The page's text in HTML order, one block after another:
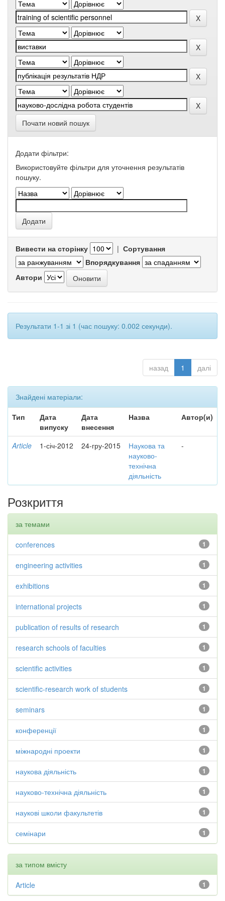
Почати новий пошук
Додати фільтри:
Використовуйте фільтри для уточнення результатів
пошуку.
Вивести на сторінку | Сортування
Впорядкування
Автори
Результати 1-1 зі 1 (час пошуку: 0.002 секунди).
назад 1 далі
Знайдені матеріали:
Тип
Дата
випуску
Дата
внесення
Назва Автор(и)
Article 1-січ-2012 24-гру-2015
Наукова та
науково-
технічна
діяльність
-
Розкриття
за темами
1
conferences
1
engineering activities
1
exhibitions
1
international projects
1
publication of results of research
1
research schools of faculties
1
scientific activities
1
scientific-research work of students
1
seminars
1
конференції
1
міжнародні проекти
1
наукова діяльність
1
науково-технічна діяльність
1
наукові школи факультетів
1
семінари
за типом вмісту
1
Article